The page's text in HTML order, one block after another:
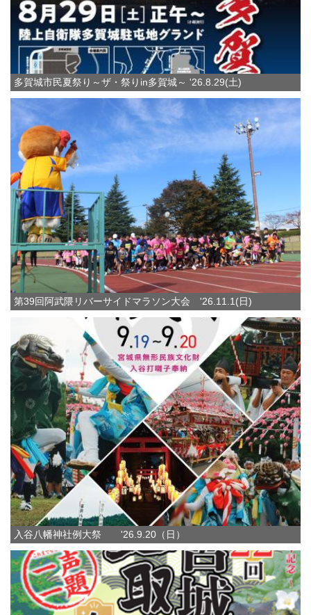
多賀城市民夏祭り～ザ・祭りin多賀城～ '26.8.29(土)
第39回阿武隈リバーサイドマラソン大会 '26.11.1(日)
入谷八幡神社例大祭 '26.9.20（日）